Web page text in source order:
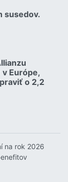
susedov.
Európe,
o 2,2
na rok 2026